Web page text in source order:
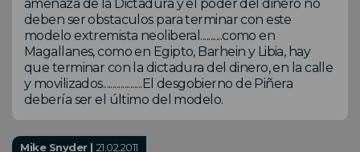
amenaza de la Dictadura y el poder del dinero no
deben ser obstaculos para terminar con este
modelo extremista neoliberal...........como en
Magallanes, como en Egipto, Barhein y Libia, hay
que terminar con la dictadura del dinero, en la calle
y movilizados....................El desgobierno de Piñera
debería ser el último del modelo.
Mike Snyder | 21.02.2011